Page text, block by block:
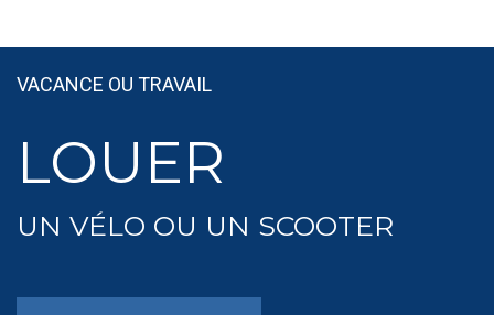
VACANCE OU TRAVAIL
LOUER
UN VÉLO OU UN SCOOTER